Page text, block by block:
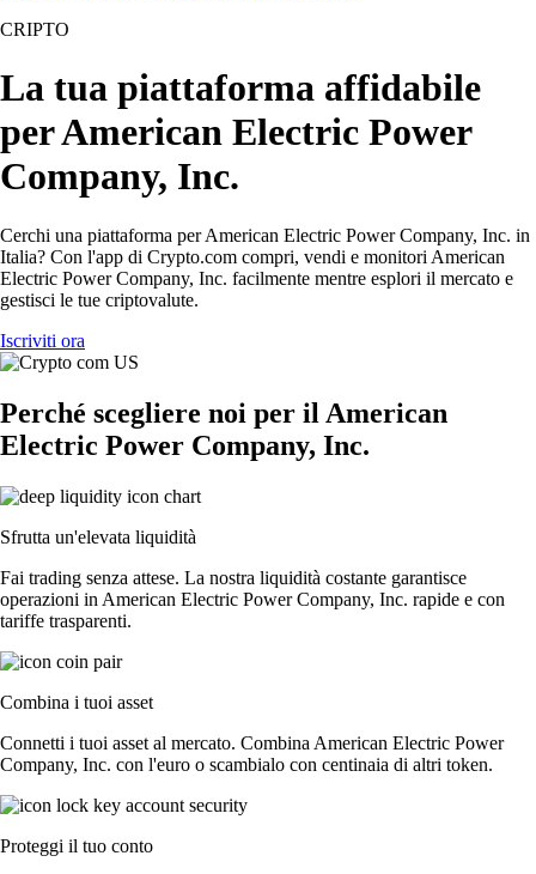
CRIPTO
La tua piattaforma affidabile
per American Electric Power
Company, Inc.
Cerchi una piattaforma per American Electric Power Company, Inc. in
Italia? Con l'app di Crypto.com compri, vendi e monitori American
Electric Power Company, Inc. facilmente mentre esplori il mercato e
gestisci le tue criptovalute.
Iscriviti ora
Perché scegliere noi per il American
Electric Power Company, Inc.
Sfrutta un'elevata liquidità
Fai trading senza attese. La nostra liquidità costante garantisce
operazioni in American Electric Power Company, Inc. rapide e con
tariffe trasparenti.
Combina i tuoi asset
Connetti i tuoi asset al mercato. Combina American Electric Power
Company, Inc. con l'euro o scambialo con centinaia di altri token.
Proteggi il tuo conto